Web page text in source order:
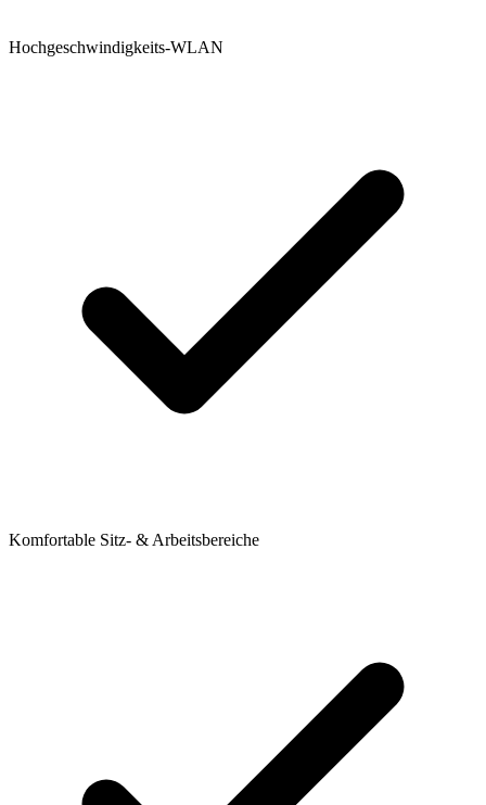
Hochgeschwindigkeits-WLAN
Komfortable Sitz- & Arbeitsbereiche